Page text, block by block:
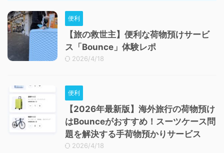
便利
【旅の救世主】便利な荷物預けサービ
ス「Bounce」体験レポ
2026/4/18
便利
【2026年最新版】海外旅行の荷物預け
はBounceがおすすめ！スーツケース問
題を解決する手荷物預かりサービス
2026/4/18